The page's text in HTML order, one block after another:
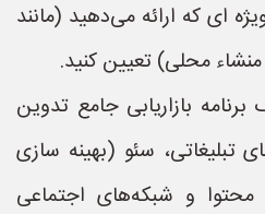
ای که ارائه می‌دهید (مانند
محلی) تعیین کنید.
بازاریابی جامع تدوین
تبلیغاتی، سئو (بهینه سازی
محتوا و شبکه‌های اجتماعی